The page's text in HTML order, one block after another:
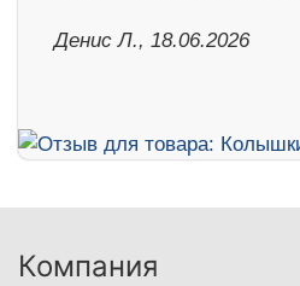
Денис Л., 18.06.2026
Компания